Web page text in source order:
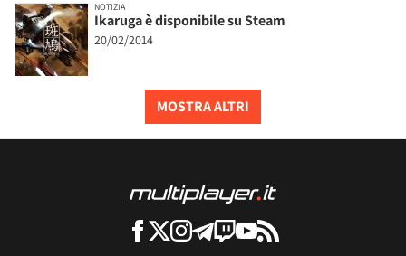
NOTIZIA
Ikaruga è disponibile su Steam
20/02/2014
MOSTRA ALTRI